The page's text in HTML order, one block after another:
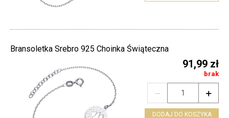
Bransoletka Srebro 925 Choinka Świąteczna
91,99 zł
brak


DODAJ DO KOSZYKA